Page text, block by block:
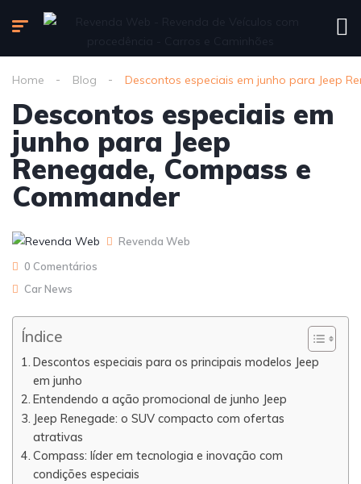
Home Blog Descontos especiais em junho para Jeep
Descontos especiais em
junho para Jeep
Renegade, Compass e
Commander
Revenda Web
0 Comentários
Car News
Índice
Descontos especiais para os principais modelos Jeep
em junho
Entendendo a ação promocional de junho Jeep
Jeep Renegade: o SUV compacto com ofertas
atrativas
Compass: líder em tecnologia e inovação com
condições especiais